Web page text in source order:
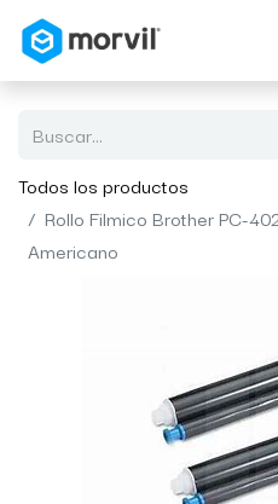
Todos los productos
Rollo Filmico Brother PC-
Americano